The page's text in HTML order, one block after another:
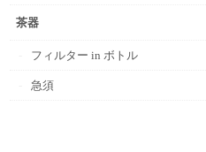
茶器
フィルター in ボトル
急須